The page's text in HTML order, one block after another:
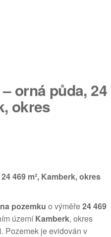
orná půda, 24
okres
469 m², Kamberk, okres
pozemku o výměře24 469
územíKamberk, okres
Pozemek je evidován v